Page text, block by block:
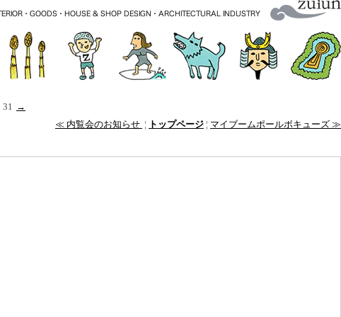
31 →
≪ 内覧会のお知らせ ¦ トップページ ¦ マイブームポールボキューズ ≫